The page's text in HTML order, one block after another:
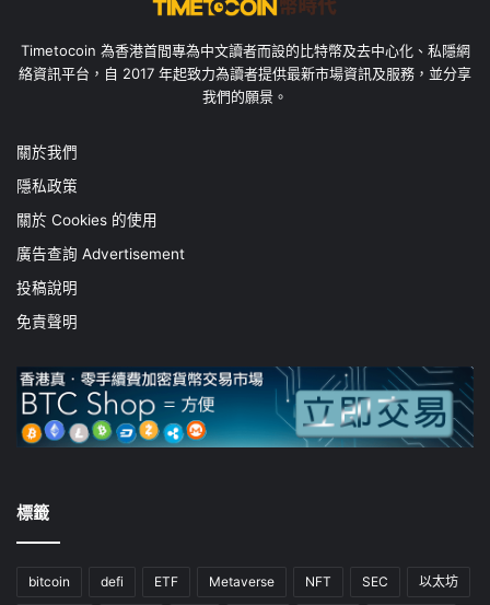
Timetocoin 為香港首間專為中文讀者而設的比特幣及去中心化、私隱網
絡資訊平台，自 2017 年起致力為讀者提供最新市場資訊及服務，並分享
我們的願景。
關於我們
隱私政策
關於 Cookies 的使用
廣告查詢 Advertisement
投稿說明
免責聲明
標籤
bitcoin defi ETF Metaverse NFT SEC 以太坊